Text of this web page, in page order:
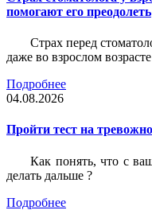
помогают его преодолеть
Страх перед
даже во взрослом возрасте
Подробнее
04.08.2026
Пройти тест на
Как понять, что с
делать дальше ?
Подробнее